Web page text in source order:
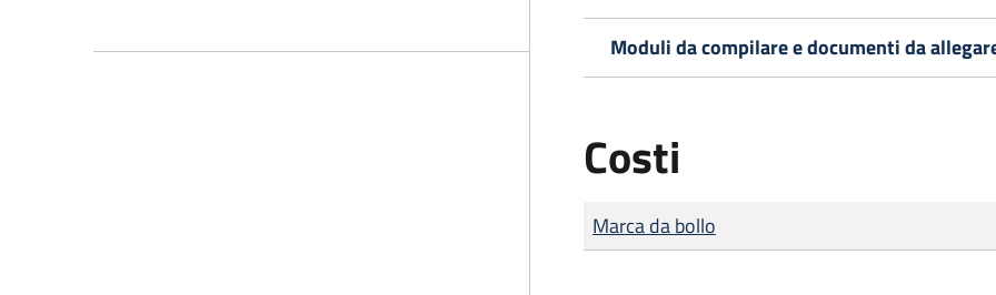
Moduli da compilare e documenti da
Costi
Tipo di pagamento
Importo
Marca da bollo